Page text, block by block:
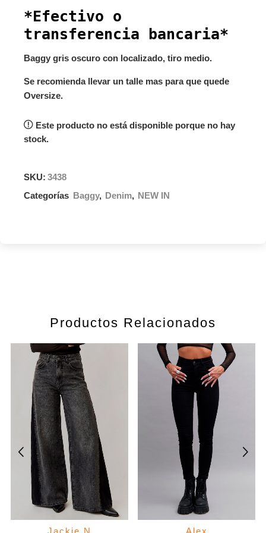
*Efectivo o
transferencia bancaria*
Baggy gris oscuro con localizado, tiro medio.
Se recomienda llevar un talle mas para que quede
Oversize.
Este producto no está disponible porque no hay
stock.
SKU: 3438
Categorías
Baggy, Denim, NEW IN
Productos Relacionados